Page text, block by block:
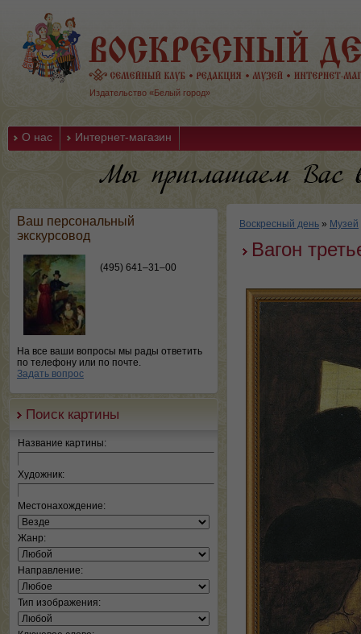
Издательство «Белый город»
О нас Интернет-магазин
Ваш персональный
экскурсовод
(495) 641–31–00
На все ваши вопросы мы рады ответить
по телефону или по почте.
Задать вопрос
Поиск картины
Название картины:
Художник:
Местонахождение:
Жанр:
Направление:
Тип изображения:
Воскресный день » Музей
Вагон